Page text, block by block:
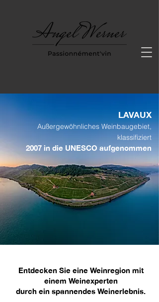
LAVAUX
Außergewöhnliches Weinbaugebiet,
klassifiziert
2007 in die UNESCO aufgenommen
Entdecken Sie eine Weinregion mit
einem Weinexperten
durch ein spannendes Weinerlebnis.